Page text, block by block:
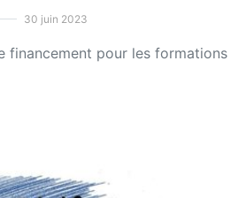
30 juin 2023
financement pour les formations